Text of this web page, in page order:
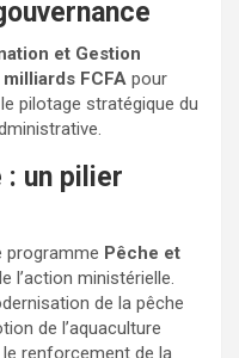
et Gestion
milliards FCFA pour
pilotage stratégique du
: un pilier
programme Pêche et
l’action ministérielle.
de la pêche
de l’aquaculture
renforcement de la